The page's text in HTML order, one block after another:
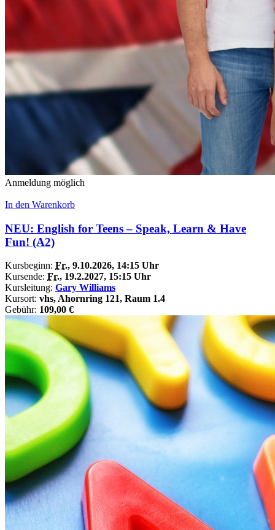
Anmeldung möglich
In den Warenkorb
NEU: English for Teens – Speak, Learn & Have
Fun! (A2)
Kursbeginn: Fr., 9.10.2026, 14:15 Uhr
Kursende: Fr., 19.2.2027, 15:15 Uhr
Kursleitung: Gary Williams
Kursort: vhs, Ahornring 121, Raum 1.4
Gebühr: 109,00 €